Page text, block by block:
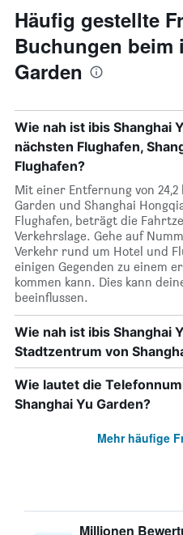
Häufig gestellte
Buchungen beim
Garden
Wie nah ist ibis Shanghai
nächsten Flughafen,
Flughafen?
Mit einer Entfernung von
Garden und Shanghai
Flughafen, beträgt die
Verkehrslage. Gehe auf
Verkehr rund um Hotel und
einigen Gegenden zu einem
kommen kann. Dies kann
beeinflussen.
Wie nah ist ibis Shanghai
Stadtzentrum von
Wie lautet die
Shanghai Yu Garden?
Mehr häufige
Millionen